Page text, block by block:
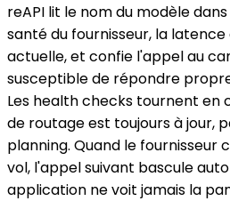
reAPI lit le nom du modèle
santé du fournisseur, la
actuelle, et confie l'appel au
susceptible de répondre
Les health checks tournent en
de routage est toujours à jour,
planning. Quand le fournisseur
vol, l'appel suivant bascule
application ne voit jamais la